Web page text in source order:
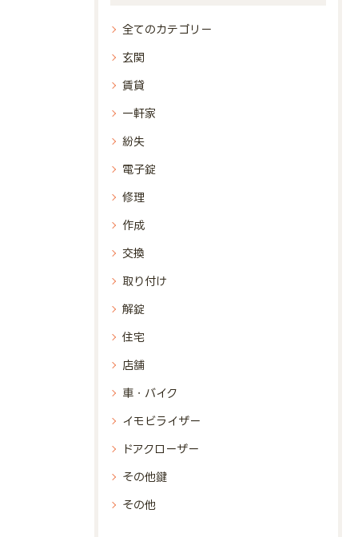
全てのカテゴリー
玄関
賃貸
一軒家
紛失
電子錠
修理
作成
交換
取り付け
解錠
住宅
店舗
車・バイク
イモビライザー
ドアクローザー
その他鍵
その他